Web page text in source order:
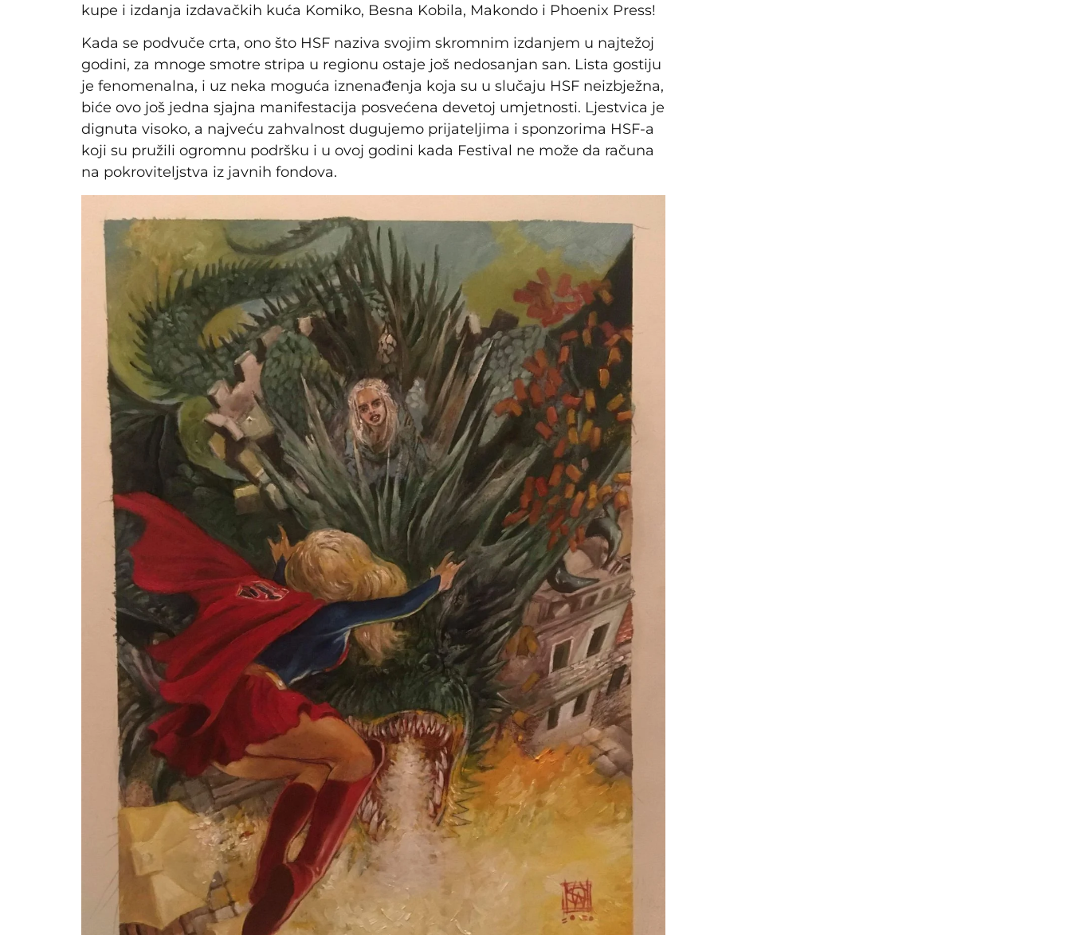
kupe i izdanja izdavačkih kuća Komiko, Besna Kobila, Makondo i Phoenix Press!
Kada se podvuče crta, ono što HSF naziva svojim skromnim izdanjem u najtežoj
godini, za mnoge smotre stripa u regionu ostaje još nedosanjan san. Lista gostiju
je fenomenalna, i uz neka moguća iznenađenja koja su u slučaju HSF neizbježna,
biće ovo još jedna sjajna manifestacija posvećena devetoj umjetnosti. Ljestvica je
dignuta visoko, a najveću zahvalnost dugujemo prijateljima i sponzorima HSF-a
koji su pružili ogromnu podršku i u ovoj godini kada Festival ne može da računa
na pokroviteljstva iz javnih fondova.